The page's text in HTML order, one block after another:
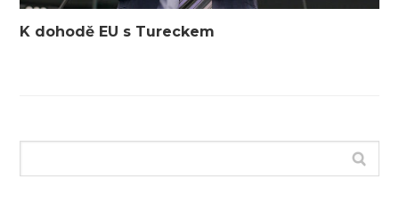
K dohodě EU s Tureckem